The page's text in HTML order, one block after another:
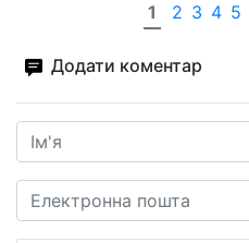
1 2 3 4 5
Додати коментар